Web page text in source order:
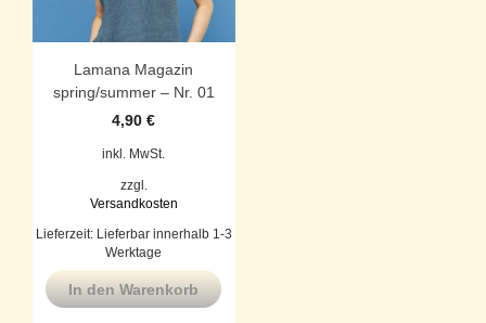
Lamana Magazin
spring/summer – Nr. 01
4,90€
inkl. MwSt.
zzgl.
Versandkosten
Lieferzeit: Lieferbar innerhalb 1-3
Werktage
In den Warenkorb